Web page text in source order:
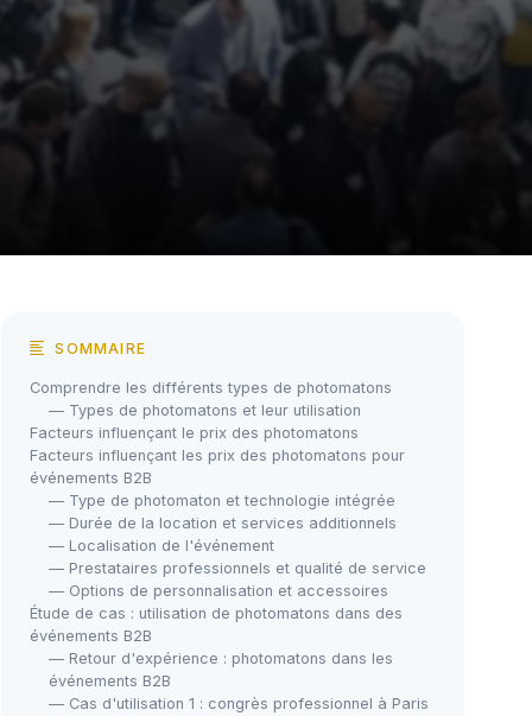
SOMMAIRE
Comprendre les différents types de photomatons
— Types de photomatons et leur utilisation
Facteurs influençant le prix des photomatons
Facteurs influençant les prix des photomatons pour
événements B2B
— Type de photomaton et technologie intégrée
— Durée de la location et services additionnels
— Localisation de l'événement
— Prestataires professionnels et qualité de service
— Options de personnalisation et accessoires
Étude de cas : utilisation de photomatons dans des
événements B2B
— Retour d'expérience : photomatons dans les
événements B2B
— Cas d'utilisation 1 : congrès professionnel à Paris